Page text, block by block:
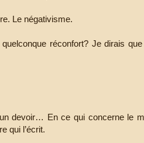
Le négativisme.
réconfort? Je dirais
devoir… En ce qui concerne le
qui l’écrit.